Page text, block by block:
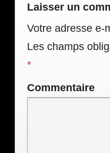
Laisser un
Votre adresse e-
Les champs
*
Commentaire